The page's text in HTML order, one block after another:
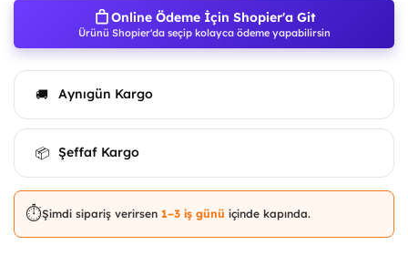
Online Ödeme İçin Shopier'a Git
Ürünü Shopier'da seçip kolayca ödeme yapabilirsin
🚚 Aynıgün Kargo
📦 Şeffaf Kargo
⏱️Şimdi sipariş verirsen 1–3 iş günü içinde kapında.